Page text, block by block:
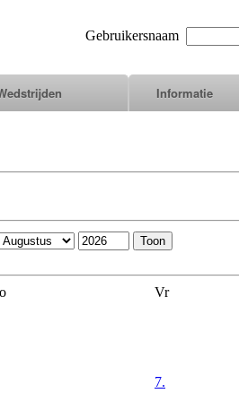
Gebruikersnaam
Informatie
Vr
7.